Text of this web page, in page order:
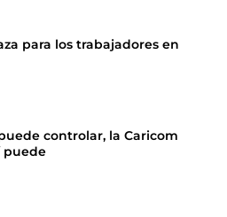
para los trabajadores en
controlar, la Caricom
puede